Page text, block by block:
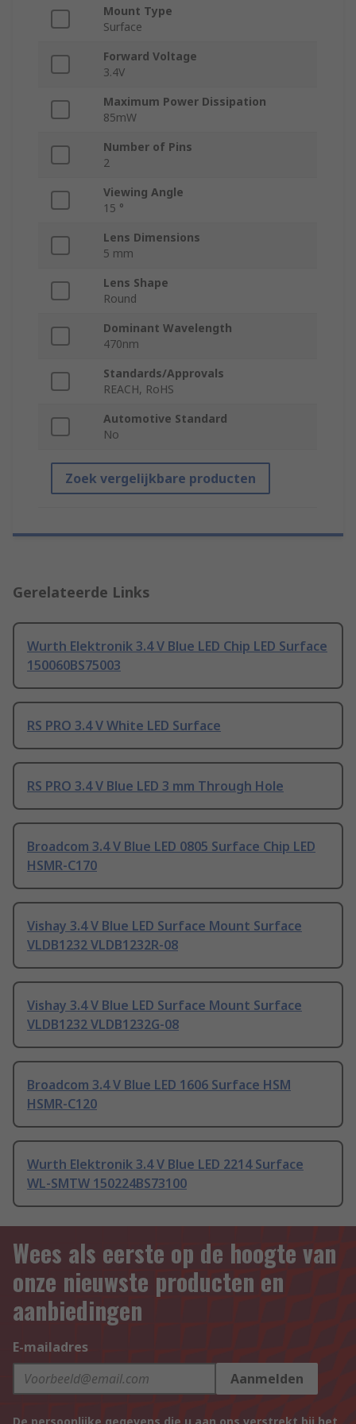
Mount Type
Surface
Forward Voltage
3.4V
Maximum Power Dissipation
85mW
Number of Pins
2
Viewing Angle
15 °
Lens Dimensions
5 mm
Lens Shape
Round
Dominant Wavelength
470nm
Standards/Approvals
REACH, RoHS
Automotive Standard
No
Zoek vergelijkbare producten
Gerelateerde Links
Wurth Elektronik 3.4 V Blue LED Chip LED Surface
150060BS75003
RS PRO 3.4 V White LED Surface
RS PRO 3.4 V Blue LED 3 mm Through Hole
Broadcom 3.4 V Blue LED 0805 Surface Chip LED
HSMR-C170
Vishay 3.4 V Blue LED Surface Mount Surface
VLDB1232 VLDB1232R-08
Vishay 3.4 V Blue LED Surface Mount Surface
VLDB1232 VLDB1232G-08
Broadcom 3.4 V Blue LED 1606 Surface HSM
HSMR-C120
Wurth Elektronik 3.4 V Blue LED 2214 Surface
WL-SMTW 150224BS73100
Wees als eerste op de hoogte van
onze nieuwste producten en
aanbiedingen
E-mailadres
Aanmelden